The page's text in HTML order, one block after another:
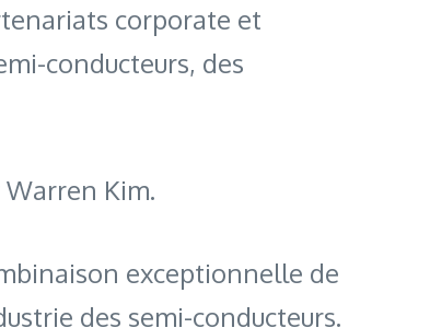
corporate et
conducteurs, des
Kim.
exceptionnelle de
des semi-conducteurs.